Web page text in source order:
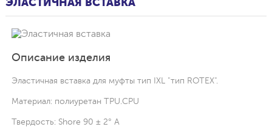
Описание изделия
Эластичная вставка для муфты тип IXL "тип ROTEX".
Материал: полиуретан TPU.CPU
Твердость: Shore 90 ± 2° A